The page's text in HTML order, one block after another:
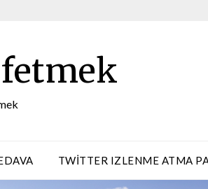
TWITTER IZLENME ATMA